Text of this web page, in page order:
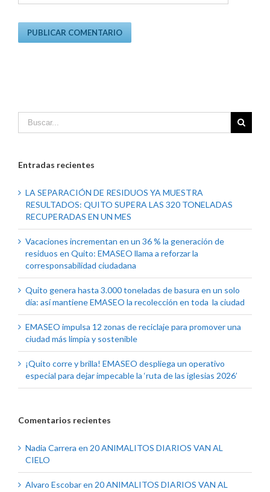
Entradas recientes
LA SEPARACIÓN DE RESIDUOS YA MUESTRA
RESULTADOS: QUITO SUPERA LAS 320 TONELADAS
RECUPERADAS EN UN MES
Vacaciones incrementan en un 36 % la generación de
residuos en Quito: EMASEO llama a reforzar la
corresponsabilidad ciudadana
Quito genera hasta 3.000 toneladas de basura en un solo
día: así mantiene EMASEO la recolección en toda la ciudad
EMASEO impulsa 12 zonas de reciclaje para promover una
ciudad más limpia y sostenible
¡Quito corre y brilla! EMASEO despliega un operativo
especial para dejar impecable la ‘ruta de las iglesias 2026’
Comentarios recientes
Nadia Carrera en 20 ANIMALITOS DIARIOS VAN AL
CIELO
Alvaro Escobaren 20 ANIMALITOS DIARIOS VAN AL